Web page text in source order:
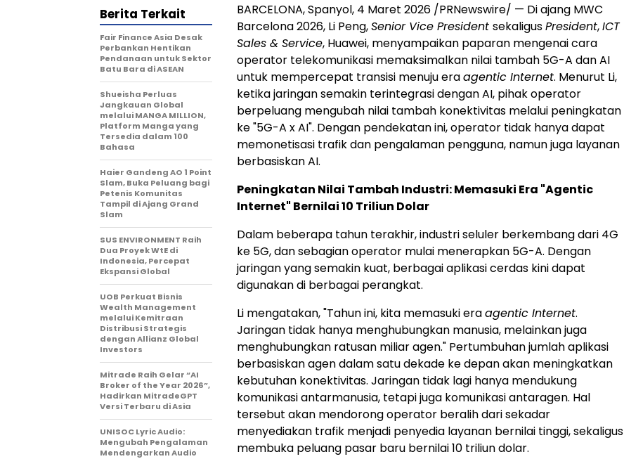
BARCELONA, Spanyol, 4 Maret 2026 /PRNewswire/ — Di ajang MWC
Barcelona 2026, Li Peng,Senior Vice President sekaligusPresident,ICT
Sales & Service, Huawei, menyampaikan paparan mengenai cara
operator telekomunikasi memaksimalkan nilai tambah 5G-A dan AI
untuk mempercepat transisi menuju eraagentic Internet. Menurut Li,
ketika jaringan semakin terintegrasi dengan AI, pihak operator
berpeluang mengubah nilai tambah konektivitas melalui peningkatan
ke "5G-A x AI". Dengan pendekatan ini, operator tidak hanya dapat
memonetisasi trafik dan pengalaman pengguna, namun juga layanan
berbasiskan AI.
Peningkatan Nilai Tambah Industri: Memasuki Era "Agentic
Internet" Bernilai 10 Triliun Dolar
Dalam beberapa tahun terakhir, industri seluler berkembang dari 4G
ke 5G, dan sebagian operator mulai menerapkan 5G-A. Dengan
jaringan yang semakin kuat, berbagai aplikasi cerdas kini dapat
digunakan di berbagai perangkat.
Li mengatakan, "Tahun ini, kita memasuki eraagentic Internet.
Jaringan tidak hanya menghubungkan manusia, melainkan juga
menghubungkan ratusan miliar agen." Pertumbuhan jumlah aplikasi
berbasiskan agen dalam satu dekade ke depan akan meningkatkan
kebutuhan konektivitas. Jaringan tidak lagi hanya mendukung
komunikasi antarmanusia, tetapi juga komunikasi antaragen. Hal
tersebut akan mendorong operator beralih dari sekadar
menyediakan trafik menjadi penyedia layanan bernilai tinggi, sekaligus
membuka peluang pasar baru bernilai 10 triliun dolar.
Berita Terkait
Fair Finance Asia Desak
Perbankan Hentikan
Pendanaan untuk Sektor
Batu Bara di ASEAN
Shueisha Perluas
Jangkauan Global
melalui MANGA MILLION,
Platform Manga yang
Tersedia dalam 100
Bahasa
Haier Gandeng AO 1 Point
Slam, Buka Peluang bagi
Petenis Komunitas
Tampil di Ajang Grand
Slam
SUS ENVIRONMENT Raih
Dua Proyek WtE di
Indonesia, Percepat
Ekspansi Global
UOB Perkuat Bisnis
Wealth Management
melalui Kemitraan
Distribusi Strategis
dengan Allianz Global
Investors
Mitrade Raih Gelar “AI
Broker of the Year 2026”,
Hadirkan MitradeGPT
Versi Terbaru di Asia
UNISOC Lyric Audio:
Mengubah Pengalaman
Mendengarkan Audio